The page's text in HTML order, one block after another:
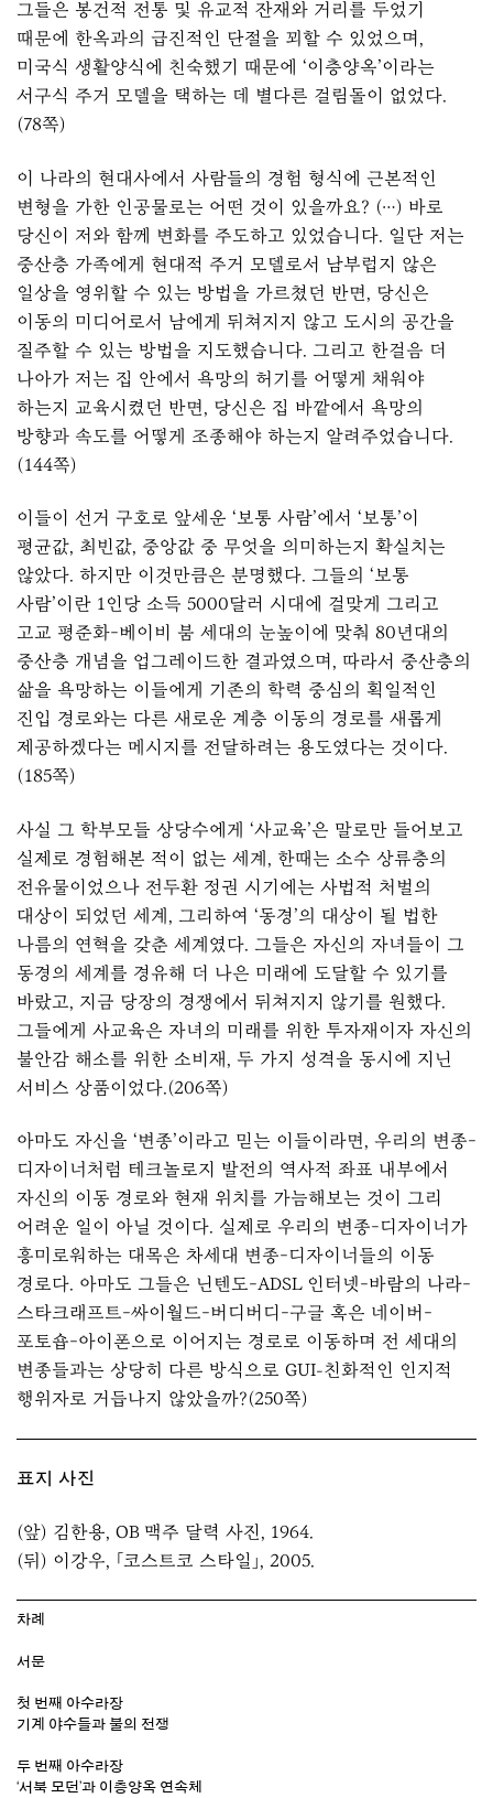
그들은 봉건적 전통 및 유교적 잔재와 거리를 두었기
때문에 한옥과의 급진적인 단절을 꾀할 수 있었으며,
미국식 생활양식에 친숙했기 때문에 ‘이층양옥’이라는
서구식 주거 모델을 택하는 데 별다른 걸림돌이 없었다.
(78쪽)
이 나라의 현대사에서 사람들의 경험 형식에 근본적인
변형을 가한 인공물로는 어떤 것이 있을까요? (…) 바로
당신이 저와 함께 변화를 주도하고 있었습니다. 일단 저는
중산층 가족에게 현대적 주거 모델로서 남부럽지 않은
일상을 영위할 수 있는 방법을 가르쳤던 반면, 당신은
이동의 미디어로서 남에게 뒤쳐지지 않고 도시의 공간을
질주할 수 있는 방법을 지도했습니다. 그리고 한걸음 더
나아가 저는 집 안에서 욕망의 허기를 어떻게 채워야
하는지 교육시켰던 반면, 당신은 집 바깥에서 욕망의
방향과 속도를 어떻게 조종해야 하는지 알려주었습니다.
(144쪽)
이들이 선거 구호로 앞세운 ‘보통 사람’에서 ‘보통’이
평균값, 최빈값, 중앙값 중 무엇을 의미하는지 확실치는
않았다. 하지만 이것만큼은 분명했다. 그들의 ‘보통
사람’이란 1인당 소득 5000달러 시대에 걸맞게 그리고
고교 평준화-베이비 붐 세대의 눈높이에 맞춰 80년대의
중산층 개념을 업그레이드한 결과였으며, 따라서 중산층의
삶을 욕망하는 이들에게 기존의 학력 중심의 획일적인
진입 경로와는 다른 새로운 계층 이동의 경로를 새롭게
제공하겠다는 메시지를 전달하려는 용도였다는 것이다.
(185쪽)
사실 그 학부모들 상당수에게 ‘사교육’은 말로만 들어보고
실제로 경험해본 적이 없는 세계, 한때는 소수 상류층의
전유물이었으나 전두환 정권 시기에는 사법적 처벌의
대상이 되었던 세계, 그리하여 ‘동경’의 대상이 될 법한
나름의 연혁을 갖춘 세계였다. 그들은 자신의 자녀들이 그
동경의 세계를 경유해 더 나은 미래에 도달할 수 있기를
바랐고, 지금 당장의 경쟁에서 뒤쳐지지 않기를 원했다.
그들에게 사교육은 자녀의 미래를 위한 투자재이자 자신의
불안감 해소를 위한 소비재, 두 가지 성격을 동시에 지닌
서비스 상품이었다.(206쪽)
아마도 자신을 ‘변종’이라고 믿는 이들이라면, 우리의 변종-
디자이너처럼 테크놀로지 발전의 역사적 좌표 내부에서
자신의 이동 경로와 현재 위치를 가늠해보는 것이 그리
어려운 일이 아닐 것이다. 실제로 우리의 변종-디자이너가
흥미로워하는 대목은 차세대 변종-디자이너들의 이동
경로다. 아마도 그들은 닌텐도-ADSL 인터넷-바람의 나라-
스타크래프트-싸이월드-버디버디-구글 혹은 네이버-
포토숍-아이폰으로 이어지는 경로로 이동하며 전 세대의
변종들과는 상당히 다른 방식으로 GUI-친화적인 인지적
행위자로 거듭나지 않았을까?(250쪽)
표지 사진
(앞) 김한용, OB 맥주 달력 사진, 1964.
(뒤) 이강우, 「코스트코 스타일」, 2005.
차례
서문
첫 번째 아수라장
기계 야수들과 불의 전쟁
두 번째 아수라장
‘서북 모던’과 이층양옥 연속체